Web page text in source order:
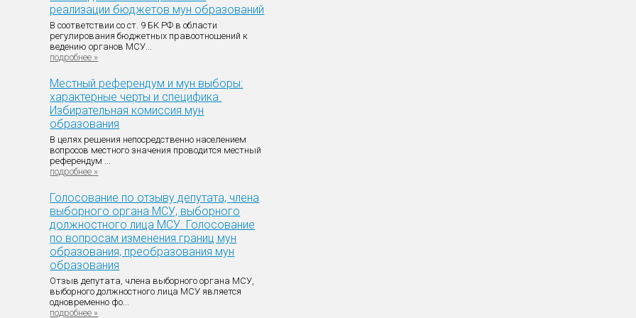
реализации бюджетов мун образований
В соответствии со ст. 9 БК РФ в области
регулирования бюджетных правоотношений к
ведению органов МСУ...
подробнее »
Местный референдум и мун выборы:
характерные черты и специфика.
Избирательная комиссия мун
образования
В целях решения непосредственно населением
вопросов местного значения проводится местный
референдум ...
подробнее »
Голосование по отзыву депутата, члена
выборного органа МСУ, выборного
должностного лица МСУ. Голосование
по вопросам изменения границ мун
образования, преобразования мун
образования
Отзыв депутата, члена выборного органа МСУ,
выборного должностного лица МСУ является
одновременно фо...
подробнее »